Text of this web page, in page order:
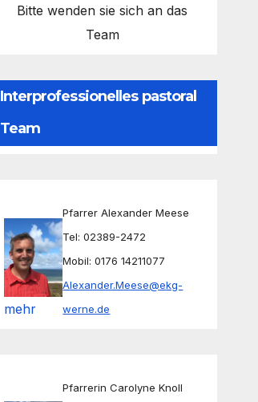
Bitte wenden sie sich an das
Team
Interprofessionelles pastoral
Team
mehr
Pfarrer Alexander Meese
Tel: 02389-2472
Mobil: 0176 14211077
Alexander.Meese@ekg-
werne.de
Pfarrerin Carolyne Knoll